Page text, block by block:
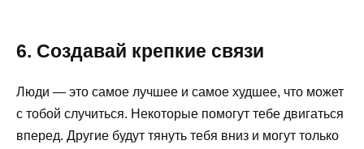
6. Создавай крепкие связи
Люди — это самое лучшее и самое худшее, что может
с тобой случиться. Некоторые помогут тебе двигаться
вперед. Другие будут тянуть тебя вниз и могут только